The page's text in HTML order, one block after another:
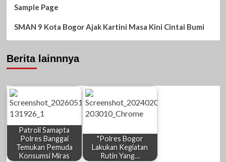
Sample Page
SMAN 9 Kota Bogor Ajak Kartini Masa Kini Cintai Bumi
Berita lainnnya
Patroli Samapta
Polres Banggai
Temukan Pemuda
Konsumsi Miras
"Polres Bogor
Lakukan Kegiatan
Rutin Yang…